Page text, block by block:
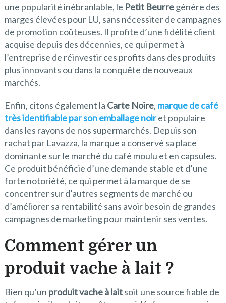
une popularité inébranlable, le Petit Beurregénère des
marges élevées pour LU, sans nécessiter de campagnes
de promotion coûteuses. Il profite d’une fidélité client
acquise depuis des décennies, ce qui permet à
l’entreprise de réinvestir ces profits dans des produits
plus innovants ou dans la conquête de nouveaux
marchés.
Enfin, citons également la Carte Noire, marque de café
très identifiable par son emballage noiret populaire
dans les rayons de nos supermarchés. Depuis son
rachat par Lavazza, la marque a conservé sa place
dominante sur le marché du café moulu et en capsules.
Ce produit bénéficie d’une demande stable et d’une
forte notoriété, ce qui permet à la marque de se
concentrer sur d’autres segments de marché ou
d’améliorer sa rentabilité sans avoir besoin de grandes
campagnes de marketing pour maintenir ses ventes.
Comment gérer un
produit vache à lait ?
Bien qu’un produit vache à laitsoit une source fiable de